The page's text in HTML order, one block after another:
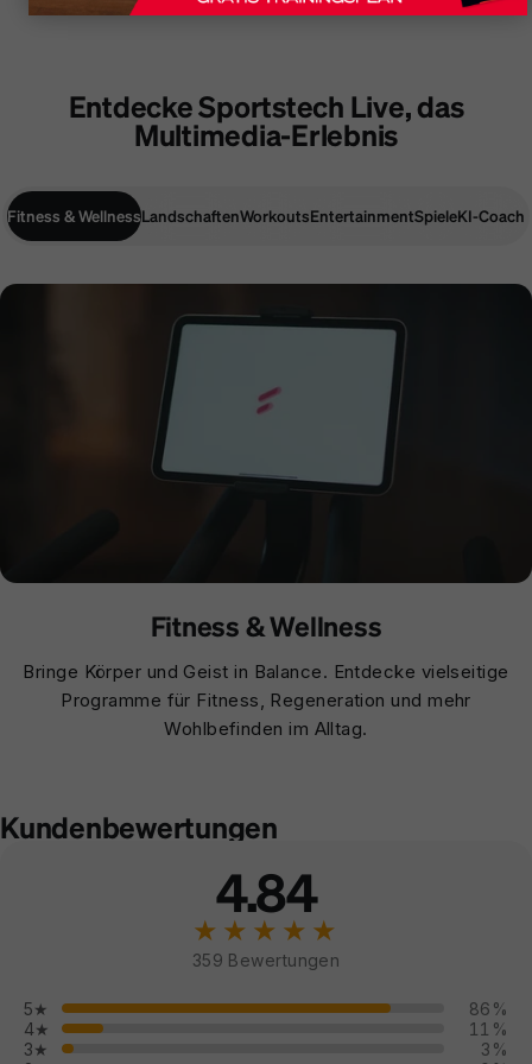
Entdecke Sportstech Live, das
Multimedia-Erlebnis
Fitness & WellnessLandschaftenWorkoutsEntertainmentSpieleKI-Coach
Fitness & Wellness
Fitness & Wellness
Bringe Körper und Geist in Balance. Entdecke vielseitige
Programme für Fitness, Regeneration und mehr
Wohlbefinden im Alltag.
Kundenbewertungen
4.84
★★★★★
359 Bewertungen
5★
86%
4★
11%
3★
3%